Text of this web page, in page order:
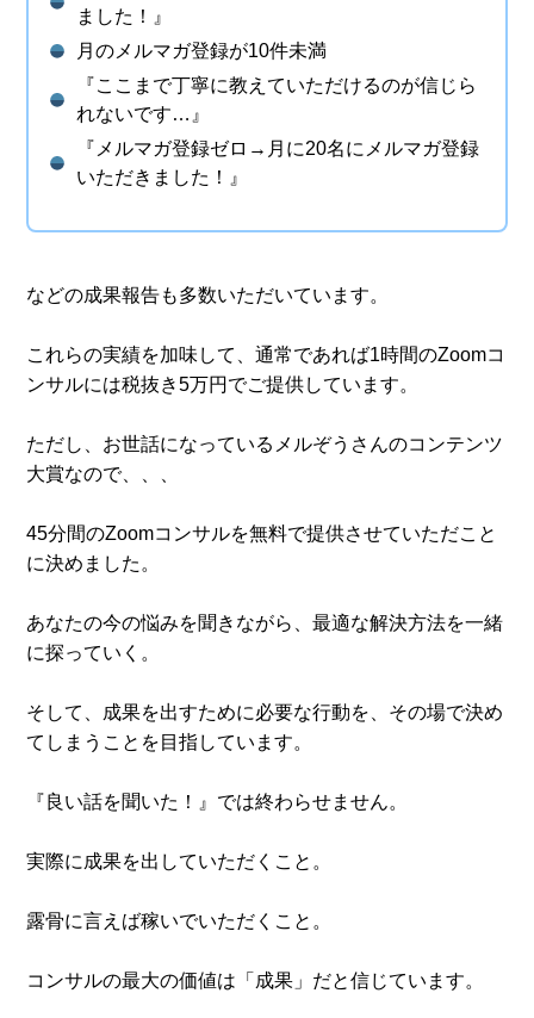
ました！』
月のメルマガ登録が10件未満
『ここまで丁寧に教えていただけるのが信じら
れないです…』
『メルマガ登録ゼロ→月に20名にメルマガ登録
いただきました！』
などの成果報告も多数いただいています。
これらの実績を加味して、通常であれば1時間のZoomコ
ンサルには税抜き5万円でご提供しています。
ただし、お世話になっているメルぞうさんのコンテンツ
大賞なので、、、
45分間のZoomコンサルを無料で提供させていただこと
に決めました。
あなたの今の悩みを聞きながら、最適な解決方法を一緒
に探っていく。
そして、成果を出すために必要な行動を、その場で決め
てしまうことを目指しています。
『良い話を聞いた！』では終わらせません。
実際に成果を出していただくこと。
露骨に言えば稼いでいただくこと。
コンサルの最大の価値は「成果」だと信じています。